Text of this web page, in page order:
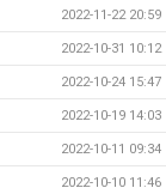
2022-11-22 20:59
2022-10-31 10:12
2022-10-24 15:47
2022-10-19 14:03
2022-10-11 09:34
2022-10-10 11:46